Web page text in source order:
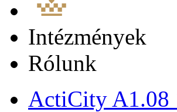
Intézmények
Rólunk
ActiCity A1.08